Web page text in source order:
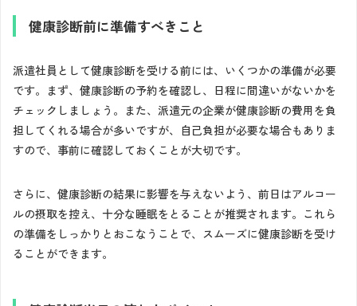
健康診断前に準備すべきこと
派遣社員として健康診断を受ける前には、いくつかの準備が必要
です。まず、健康診断の予約を確認し、日程に間違いがないかを
チェックしましょう。また、派遣元の企業が健康診断の費用を負
担してくれる場合が多いですが、自己負担が必要な場合もありま
すので、事前に確認しておくことが大切です。
さらに、健康診断の結果に影響を与えないよう、前日はアルコー
ルの摂取を控え、十分な睡眠をとることが推奨されます。これら
の準備をしっかりとおこなうことで、スムーズに健康診断を受け
ることができます。